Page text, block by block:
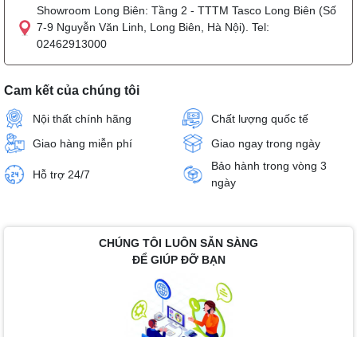
Showroom Long Biên: Tầng 2 - TTTM Tasco Long Biên (Số
7-9 Nguyễn Văn Linh, Long Biên, Hà Nội). Tel:
02462913000
Cam kết của chúng tôi
Nội thất chính hãng
Chất lượng quốc tế
Giao hàng miễn phí
Giao ngay trong ngày
Hỗ trợ 24/7
Bảo hành trong vòng 3
ngày
CHÚNG TÔI LUÔN SẴN SÀNG
ĐỂ GIÚP ĐỠ BẠN